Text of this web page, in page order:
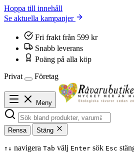
Hoppa till innehåll
Se aktuella kampanjer
Fri frakt från 599 kr
Snabb leverans
Poäng på alla köp
Privat
Företag
Meny
Rensa Stäng
↑ ↓ navigera Tab välj Enter sök Esc